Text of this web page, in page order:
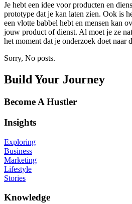
Je hebt een idee voor producten en
prototype dat je kan laten zien. Ook is
een vlotte babbel hebt en mensen kan
jouw product of dienst. Al moet je ze
het moment dat je onderzoek doet naar
Sorry, No posts.
Build Your Journey
Become A Hustler
Insights
Exploring
Business
Marketing
Lifestyle
Stories
Knowledge